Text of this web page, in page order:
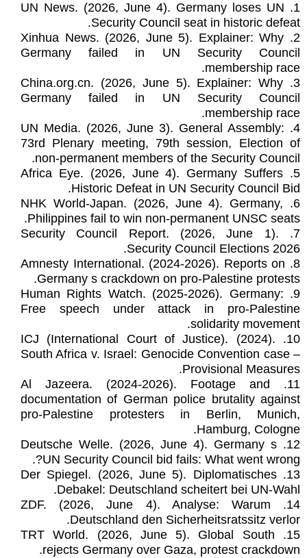
‏1. UN News. (2026, June 4). Germany loses UN
Security Council seat in historic defeat.
‏2. Xinhua News. (2026, June 5). Explainer: Why
Germany failed in UN Security Council
membership race.
‏3. China.org.cn. (2026, June 5). Explainer: Why
Germany failed in UN Security Council
membership race.
‏4. UN Media. (2026, June 3). General Assembly:
73rd Plenary meeting, 79th session, Election of
non-permanent members of the Security Council.
‏5. Africa Eye. (2026, June 4). Germany Suffers
Historic Defeat in UN Security Council Bid.
‏6. NHK World-Japan. (2026, June 4). Germany,
Philippines fail to win non-permanent UNSC seats.
‏7. Security Council Report. (2026, June 1).
Security Council Elections 2026.
‏8. Amnesty International. (2024-2026). Reports on
Germany s crackdown on pro-Palestine protests.
‏9. Human Rights Watch. (2025-2026). Germany:
Free speech under attack in pro-Palestine
solidarity movement.
‏10. ICJ (International Court of Justice). (2024).
South Africa v. Israel: Genocide Convention case –
Provisional Measures.
‏11. Al Jazeera. (2024-2026). Footage and
documentation of German police brutality against
pro-Palestine protesters in Berlin, Munich,
Hamburg, Cologne.
‏12. Deutsche Welle. (2026, June 4). Germany s
UN Security Council bid fails: What went wrong?.
‏13. Der Spiegel. (2026, June 5). Diplomatisches
Debakel: Deutschland scheitert bei UN-Wahl.
‏14. ZDF. (2026, June 4). Analyse: Warum
Deutschland den Sicherheitsratssitz verlor.
‏15. TRT World. (2026, June 5). Global South
rejects Germany over Gaza, protest crackdown.